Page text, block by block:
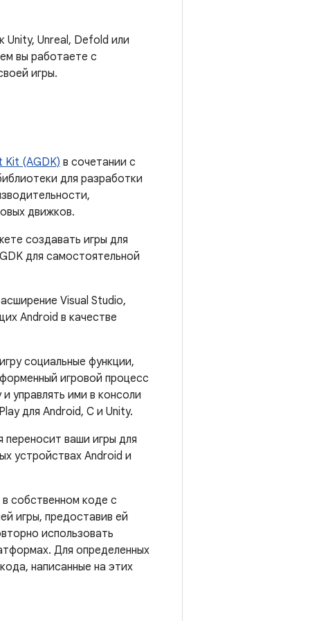
Unity, Unreal, Defold или
вы работаете с
игры.
Kit (AGDK) в сочетании с
для разработки
движков.
создавать игры для
для самостоятельной
Visual Studio,
Android в качестве
социальные функции,
игровой процесс
управлять ими в консоли
для Android, C и Unity.
ваши игры для
устройствах Android и
собственном коде с
игры, предоставив ей
использовать
Для определенных
написанные на этих